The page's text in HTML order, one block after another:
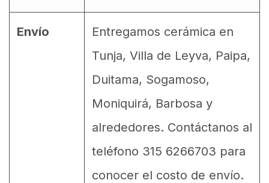
Envío
Entregamos cerámica en
Tunja, Villa de Leyva, Paipa,
Duitama, Sogamoso,
Moniquirá, Barbosa y
alrededores. Contáctanos al
teléfono 315 6266703 para
conocer el costo de envío.